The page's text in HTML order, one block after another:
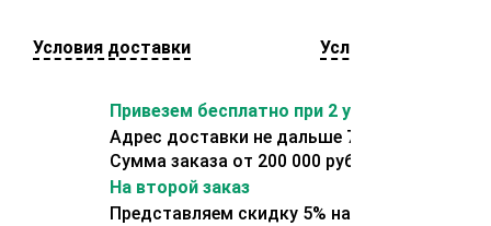
Условия доставки Условия оплаты
Привезем бесплатно при 2 условиях:
Адрес доставки не дальше 70 км от склада.
Сумма заказа от 200 000 рублей.
На второй заказ
Представляем скидку 5% на второй заказ